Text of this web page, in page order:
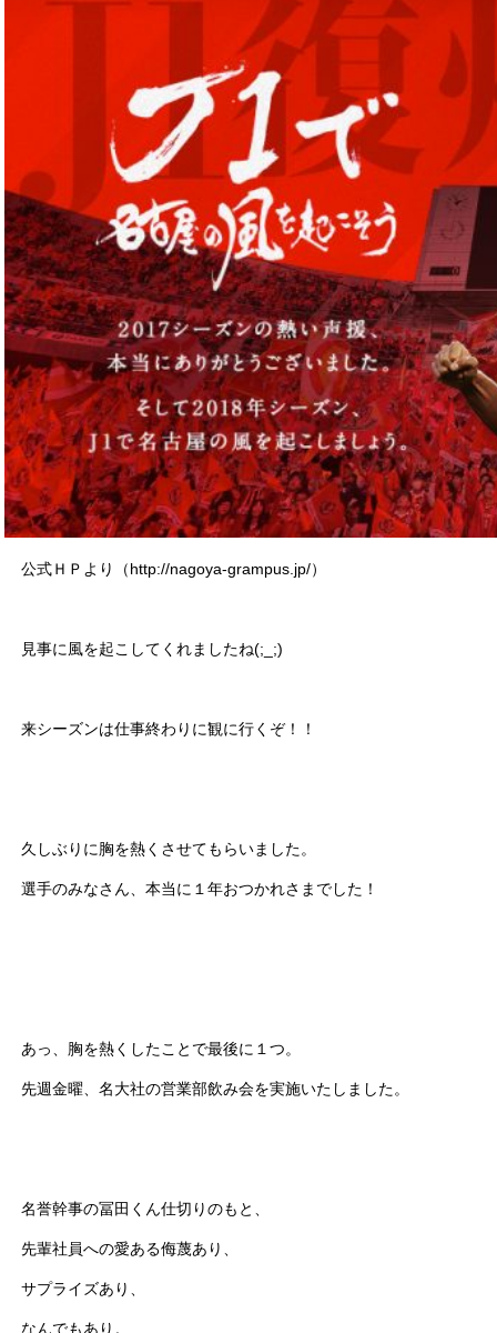
公式ＨＰより（http://nagoya-grampus.jp/）
見事に風を起こしてくれましたね(;_;)
来シーズンは仕事終わりに観に行くぞ！！
久しぶりに胸を熱くさせてもらいました。
選手のみなさん、本当に１年おつかれさまでした！
あっ、胸を熱くしたことで最後に１つ。
先週金曜、名大社の営業部飲み会を実施いたしました。
名誉幹事の冨田くん仕切りのもと、
先輩社員への愛ある侮蔑あり、
サプライズあり、
なんでもあり。